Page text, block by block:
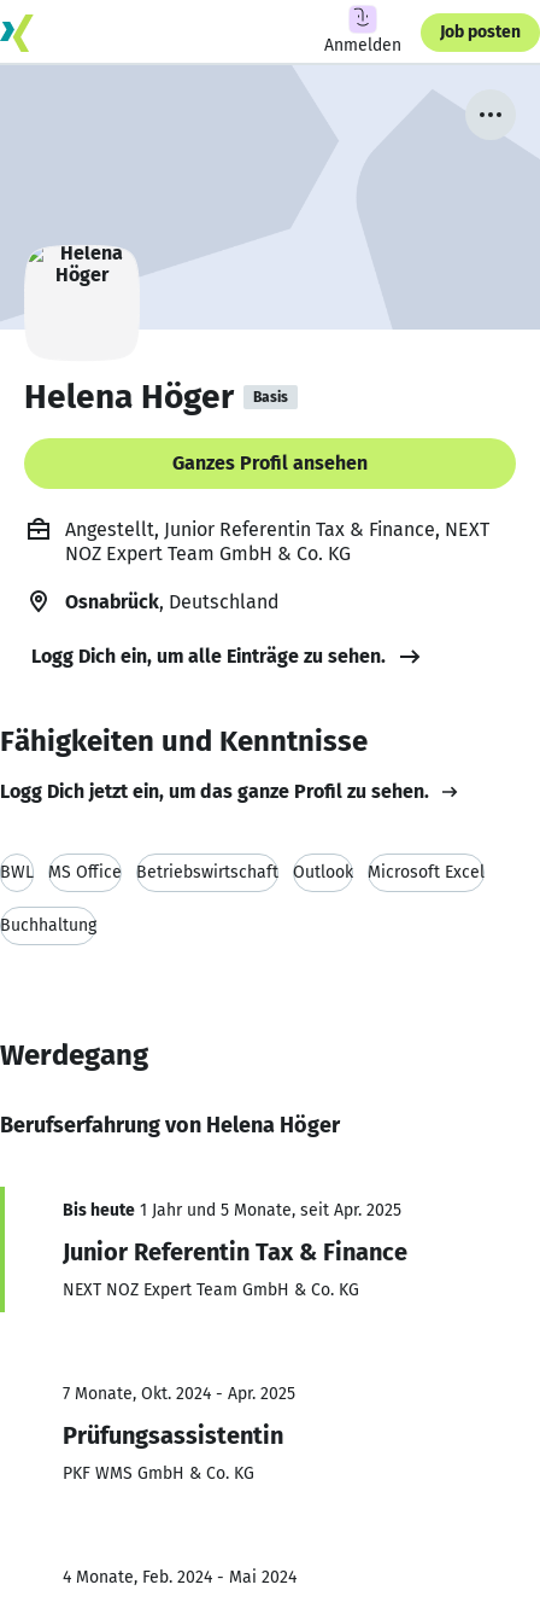
Anmelden
Job posten
Helena Höger Basis
Ganzes Profil ansehen
Angestellt, Junior Referentin Tax & Finance, NEXT
NOZ Expert Team GmbH & Co. KG
Osnabrück, Deutschland
Logg Dich ein, um alle Einträge zu sehen.
Fähigkeiten und Kenntnisse
Logg Dich jetzt ein, um das ganze Profil zu sehen.
BWL MS Office Betriebswirtschaft Outlook Microsoft Excel
Buchhaltung
Werdegang
Berufserfahrung von Helena Höger
Bis heute 1 Jahr und 5 Monate, seit Apr. 2025
Junior Referentin Tax & Finance
NEXT NOZ Expert Team GmbH & Co. KG
7 Monate, Okt. 2024 - Apr. 2025
Prüfungsassistentin
PKF WMS GmbH & Co. KG
4 Monate, Feb. 2024 - Mai 2024